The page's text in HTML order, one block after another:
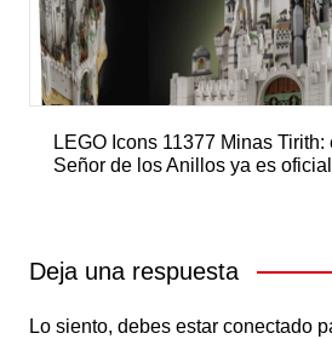
LEGO Icons 11377 Minas Tirith:
Señor de los Anillos ya es oficial
Deja una respuesta
Lo siento, debes estar conectado